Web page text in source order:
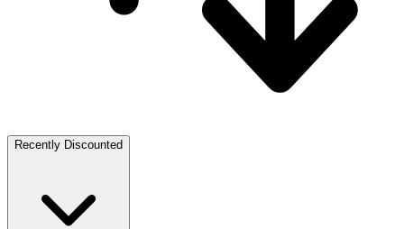
Recently Discounted